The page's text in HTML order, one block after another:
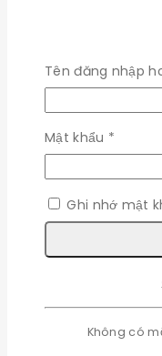
Tên đăng nhập
Mật khẩu *
buộc
Ghi nhớ mật
Không có